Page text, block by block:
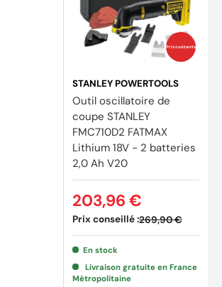
Prix coûtants
STANLEY POWERTOOLS
Outil oscillatoire de
coupe STANLEY
FMC710D2 FATMAX
Lithium 18V - 2 batteries
2,0 Ah V20
Prix conseillé :269,90 €
203,96 €
En stock
Livraison gratuite en France
Métropolitaine